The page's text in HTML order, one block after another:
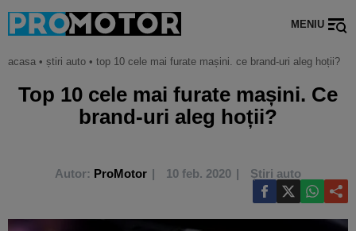
MENIU
acasa • știri auto • top 10 cele mai furate mașini. ce brand-uri aleg hoții?
Top 10 cele mai furate mașini. Ce
brand-uri aleg hoții?
Autor: ProMotor 10 feb. 2020 Știri auto